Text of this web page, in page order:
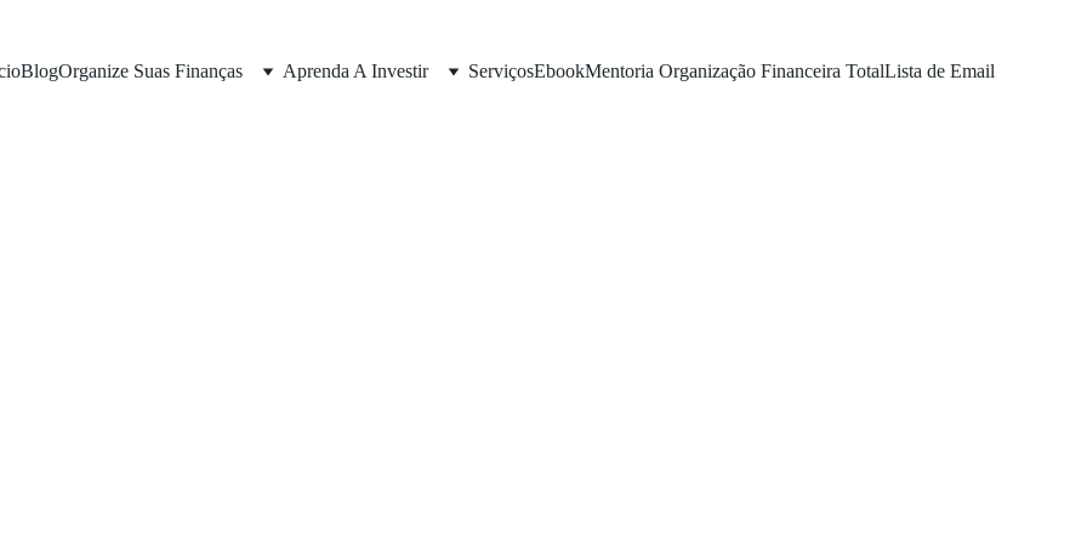
BlogOrganize Suas Finanças Aprenda A Investir ServiçosEbookMentoria Organização Financeira TotalLista de Email